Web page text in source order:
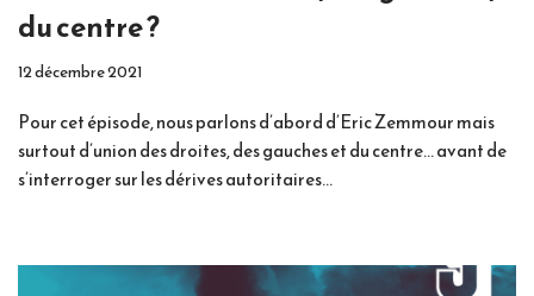
du centre ?
12 décembre 2021
Pour cet épisode, nous parlons d’abord d’Eric Zemmour mais
surtout d’union des droites, des gauches et du centre… avant de
s’interroger sur les dérives autoritaires…